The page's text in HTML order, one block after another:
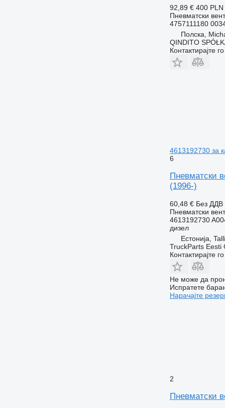
92,89 € 400 PLN
Пневматски
4757111180
Полска,
QINDITO
Контактирајте
4613192730 за
6
Пневматски
(1996-)
60,48 € Без ДДВ
Пневматски
4613192730
дизел
Естонија,
TruckParts Eesti
Контактирајте
Не може да
Испратете
Нарачајте
2
Пневматски